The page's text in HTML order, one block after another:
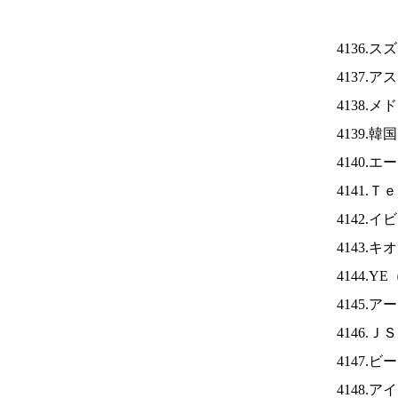
4136.ス
4137.ア
4138.メ
4139.韓
4140.エ
4141.Ｔ
4142.イ
4143.キ
4144.YE
4145.ア
4146.Ｊ
4147.ビ
4148.ア